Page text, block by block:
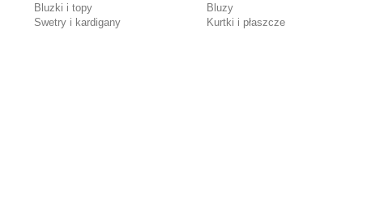
Bluzki i topy
Bluzy
Swetry i kardigany
Kurtki i płaszcze